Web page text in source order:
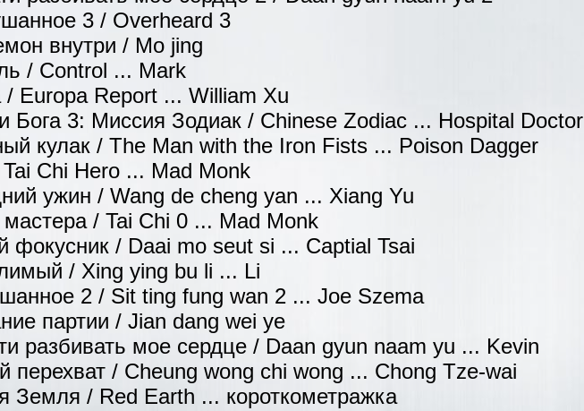
3 / Overheard 3
внутри / Mo jing
/ Control ... Mark
Europa Report ... William Xu
Бога 3: Миссия Зодиак / Chinese Zodiac ... Hospital Doctor
кулак / The Man with the Iron Fists ... Poison Dagger
Chi Hero ... Mad Monk
ужин / Wang de cheng yan ... Xiang Yu
/ Tai Chi 0 ... Mad Monk
фокусник / Daai mo seut si ... Captial Tsai
/ Xing ying bu li ... Li
2 / Sit ting fung wan 2 ... Joe Szema
партии / Jian dang wei ye
разбивать мое сердце / Daan gyun naam yu ... Kevin
перехват / Cheung wong chi wong ... Chong Tze-wai
Земля / Red Earth ... короткометражка